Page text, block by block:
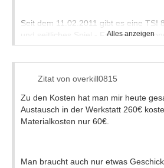
Seit dem 11.02.2011 gibt es eine TSI
und seitliches Spiel - Fahrersitz
Fahrt; Einstellung des Vordersitzes
Wird beanstandet, dass es
Schaukeln und seitlichem Spiel -
dass eine Einstellung des
Festziehvorgangs von Schrauben und
Alles anzeigen
Zitat von overkill0815
Zu den Kosten hat man mir heute
Austausch in der Werkstatt 260€
Materialkosten nur 60€.
Man braucht auch nur etwas